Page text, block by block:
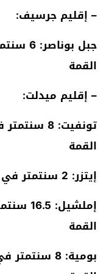
– إقليم جرسيف:
القمة
– إقليم ميدلت:
القمة
إيتزر: 2 سنتمتر في السفح/ 8 سنتمتر في القمة
القمة